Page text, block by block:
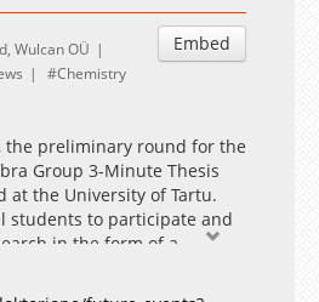
Embed
Wulcan OÜ
Chemistry
the preliminary round for the
Group 3-Minute Thesis
at the University of Tartu.
students to participate and
in the form of a
presentation in
of the winner’s